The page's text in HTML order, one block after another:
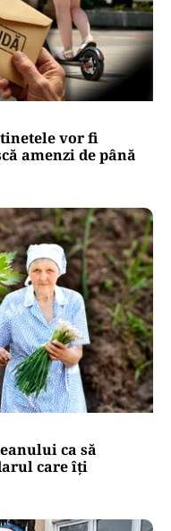
vor fi
amenzi de până
ca să
care îți